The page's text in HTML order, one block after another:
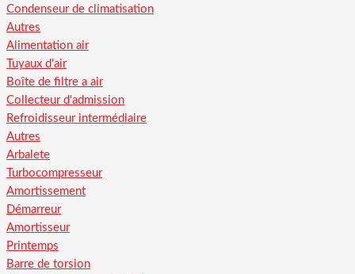
Condenseur de climatisation
Autres
Alimentation air
Tuyaux d'air
Boîte de filtre a air
Collecteur d'admission
Refroidisseur intermédiaire
Autres
Arbalete
Turbocompresseur
Amortissement
Démarreur
Amortisseur
Printemps
Barre de torsion